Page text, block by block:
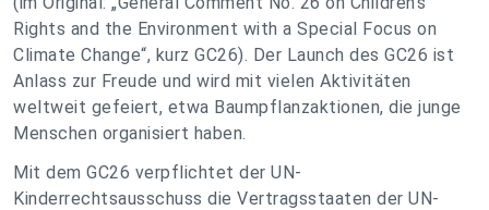
Rights and the Environment with a Special Focus on
Climate Change“, kurz GC26). Der Launch des GC26 ist
Anlass zur Freude und wird mit vielen Aktivitäten
weltweit gefeiert, etwa Baumpflanzaktionen, die junge
Menschen organisiert haben.
Mit dem GC26 verpflichtet der UN-
Kinderrechtsausschuss die Vertragsstaaten der UN-